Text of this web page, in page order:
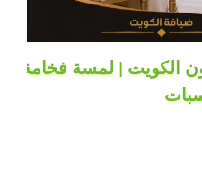
الكويت | لمسة فخامة